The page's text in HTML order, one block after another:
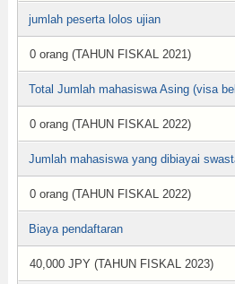
jumlah peserta lolos ujian
0 orang (TAHUN FISKAL 2021)
Total Jumlah mahasiswa Asing (visa
0 orang (TAHUN FISKAL 2022)
Jumlah mahasiswa yang dibiayai
0 orang (TAHUN FISKAL 2022)
Biaya pendaftaran
40,000 JPY (TAHUN FISKAL 2023)